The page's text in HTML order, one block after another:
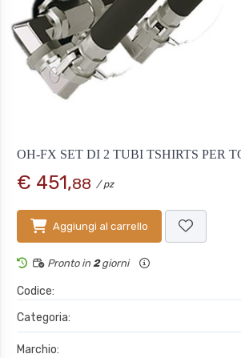
OH-FX SET DI 2 TUBI TSHIRTS PER
€ 451,88 / pz
Aggiungi al carrello
Pronto in 2giorni
Codice:
Categoria:
Marchio: